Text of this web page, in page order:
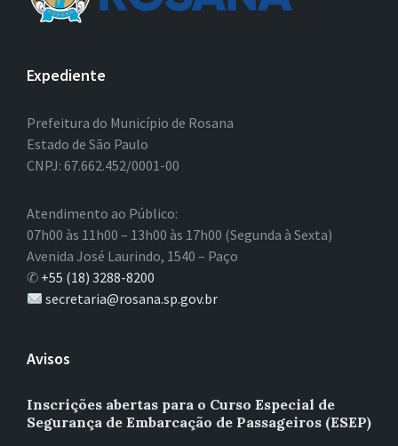
Expediente
Prefeitura do Município de Rosana
Estado de São Paulo
CNPJ: 67.662.452/0001-00
Atendimento ao Público:
07h00 às 11h00 – 13h00 às 17h00 (Segunda à Sexta)
Avenida José Laurindo, 1540 – Paço
✆ +55 (18) 3288-8200
secretaria@rosana.sp.gov.br
Avisos
Inscrições abertas para o Curso Especial de
Segurança de Embarcação de Passageiros (ESEP)